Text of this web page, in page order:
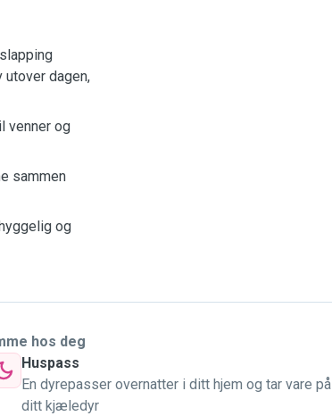
dagen,
venner og
sammen
og
hos deg
Huspass
En dyrepasser overnatter i ditt hjem og tar vare på
ditt kjæledyr